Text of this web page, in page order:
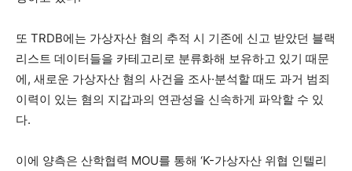
또 TRDB에는 가상자산 혐의 추적 시 기존에 신고 받았던 블랙
리스트 데이터들을 카테고리로 분류화해 보유하고 있기 때문
에, 새로운 가상자산 혐의 사건을 조사·분석할 때도 과거 범죄
이력이 있는 혐의 지갑과의 연관성을 신속하게 파악할 수 있
다.
이에 양측은 산학협력 MOU를 통해 ‘K-가상자산 위협 인텔리